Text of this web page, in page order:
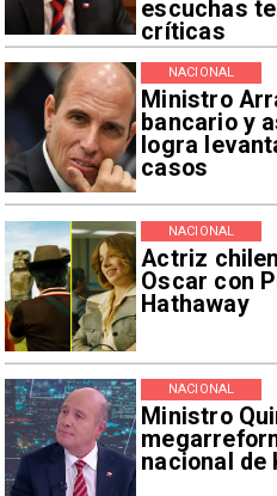
escuchas
críticas
Ministro
bancario y
logra
casos
NACIONAL
Actriz
Oscar con
Hathaway
NACIONAL
Ministro
nacional de
NACIONAL